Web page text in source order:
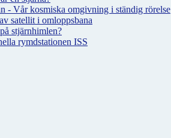
- Vår kosmiska omgivning i ständig rörelse
satellit i omloppsbana
stjärnhimlen?
rymdstationen ISS